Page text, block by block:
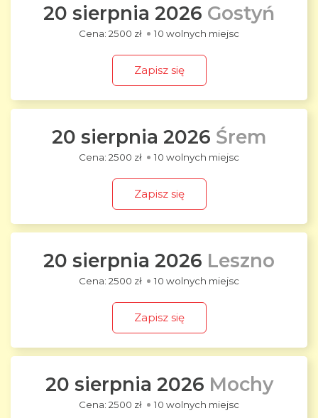
20 sierpnia 2026 Gostyń
2500 zł 10 wolnych miejsc
Zapisz się
20 sierpnia 2026 Śrem
2500 zł 10 wolnych miejsc
Zapisz się
20 sierpnia 2026 Leszno
2500 zł 10 wolnych miejsc
Zapisz się
20 sierpnia 2026 Mochy
2500 zł 10 wolnych miejsc